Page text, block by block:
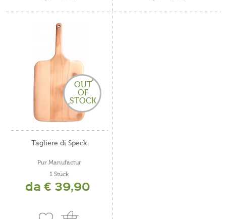
OUT
OF
STOCK
Tagliere di Speck
Pur Manufactur
1 Stück
da € 39,90